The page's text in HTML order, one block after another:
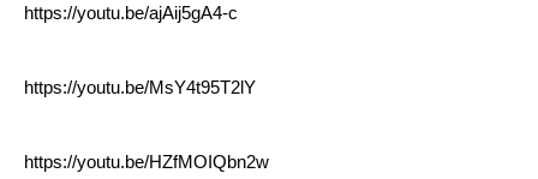
https://youtu.be/ajAij5gA4-c
https://youtu.be/MsY4t95T2lY
https://youtu.be/HZfMOIQbn2w